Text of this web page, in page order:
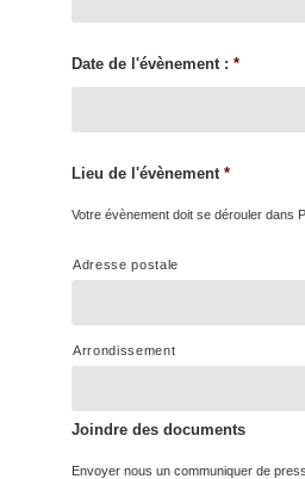
Date de l'évènement : *
Lieu de l'évènement *
Votre évènement doit se dérouler dans
Adresse postale
Arrondissement
Joindre des documents
Envoyer nous un communiquer de